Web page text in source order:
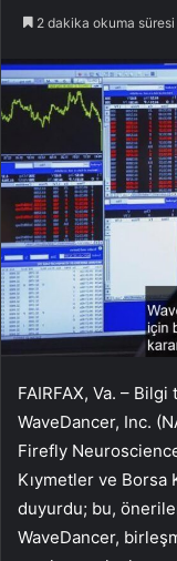
2 dakika okuma süresi
FAIRFAX, Va. –
WaveDancer, Inc.
Firefly
Kıymetler ve Borsa
duyurdu; bu,
WaveDancer,